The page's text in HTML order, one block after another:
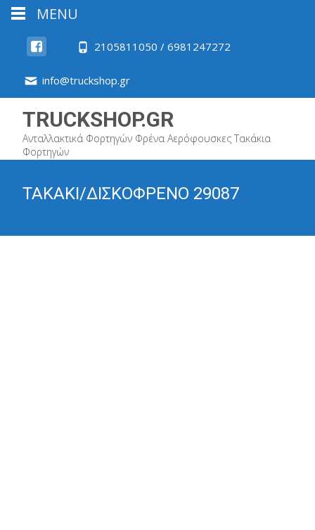
2105811050 / 6981247272
info@truckshop.gr
TRUCKSHOP.GR
Ανταλλακτικά Φορτηγών Φρένα Αερόφουσκες Τακάκια
Φορτηγών
ΤΑΚΑΚΙ/ΔΙΣΚΟΦΡΕΝΟ 29087
MENU